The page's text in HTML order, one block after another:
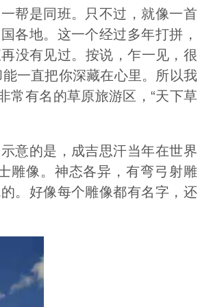
帮是同班。只不过，就像一首
各地。这一个经过多年打拼，
没有见过。按说，乍一见，很
一直把你深藏在心里。所以我
常有名的草原旅游区，“天下草
意的是，成吉思汗当年在世界
雕像。神态各异，有弯弓射雕
。好像每个雕像都有名字，还